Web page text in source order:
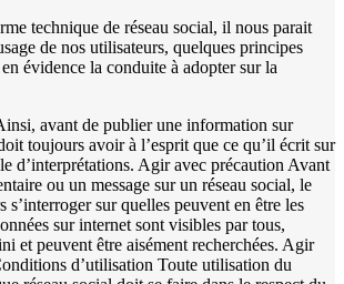
technique de réseau social, il nous parait
de nos utilisateurs, quelques principes
évidence la conduite à adopter sur la
avant de publier une information sur
toujours avoir à l’esprit que ce qu’il écrit sur
d’interprétations. Agir avec précaution Avant
ou un message sur un réseau social, le
sur quelles peuvent en être les
sur internet sont visibles par tous,
et peuvent être aisément recherchées. Agir
d’utilisation Toute utilisation du